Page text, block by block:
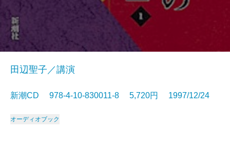
田辺聖子／講演
新潮CD 978-4-10-830011-8 5,720円 1997/12/24
オーディオブック